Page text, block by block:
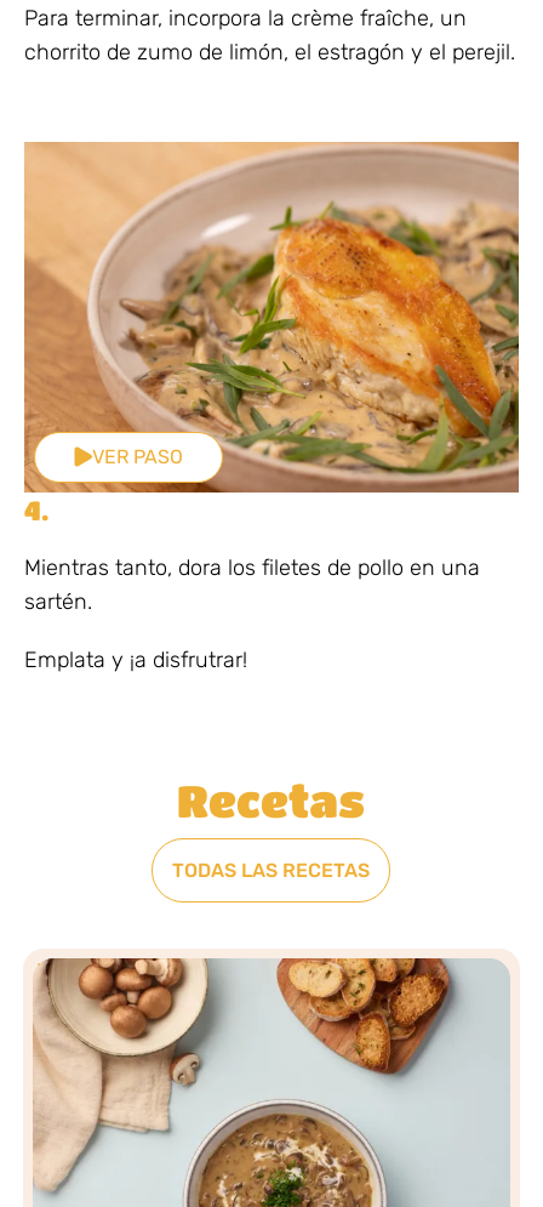
Para terminar, incorpora la crème fraîche, un
chorrito de zumo de limón, el estragón y el perejil.
VER PASO
4.
Mientras tanto, dora los filetes de pollo en una
sartén.
Emplata y ¡a disfrutrar!
Recetas
TODAS LAS RECETAS